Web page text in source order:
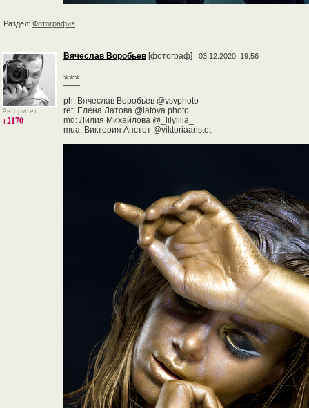
Раздел: Фотография
Авторитет
+2170
Вячеслав Воробьев [фотограф] 03.12.2020, 19:56
***
ph: Вячеслав Воробьев @vsvphoto
ret: Елена Латова @latova.photo
md: Лилия Михайлова @_lilylilia_
mua: Виктория Анстет @viktoriaanstet